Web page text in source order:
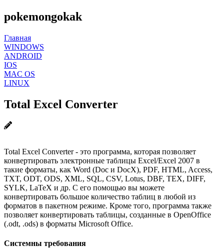
pokemongokak
Главная
WINDOWS
ANDROID
IOS
MAC OS
LINUX
Total Excel Converter
Total Excel Converter - это программа, которая позволяет
конвертировать электронные таблицы Excel/Excel 2007 в
такие форматы, как Word (Doc и DocX), PDF, HTML, Access,
TXT, ODT, ODS, XML, SQL, CSV, Lotus, DBF, TEX, DIFF,
SYLK, LaTeX и др. С его помощью вы можете
конвертировать большое количество таблиц в любой из
форматов в пакетном режиме. Кроме того, программа также
позволяет конвертировать таблицы, созданные в OpenOffice
(.odt, .ods) в форматы Microsoft Office.
Системны требования